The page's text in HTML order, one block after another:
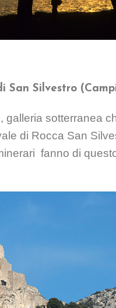
San Silvestro
galleria sotterranea
di Rocca San
fanno di